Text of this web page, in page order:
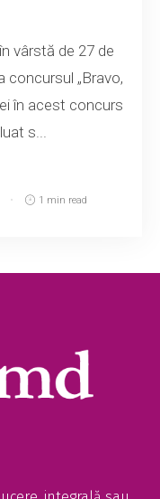
vârstă de 27 de
concursul „Bravo,
în acest concurs
s...
1 min read